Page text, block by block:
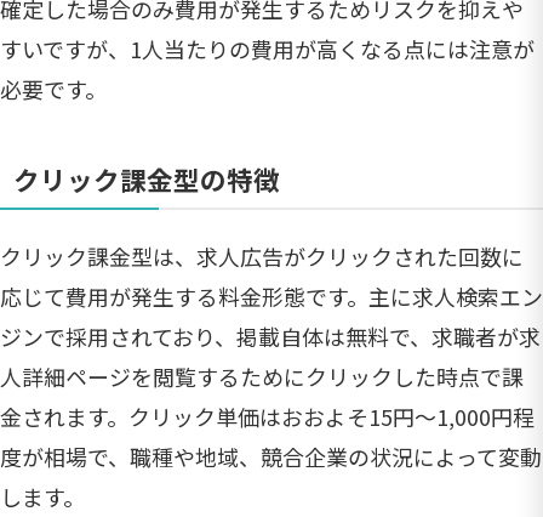
確定した場合のみ費用が発生するためリスクを抑えや
すいですが、1人当たりの費用が高くなる点には注意が
必要です。
クリック課金型の特徴
クリック課金型は、求人広告がクリックされた回数に
応じて費用が発生する料金形態です。主に求人検索エン
ジンで採用されており、掲載自体は無料で、求職者が求
人詳細ページを閲覧するためにクリックした時点で課
金されます。クリック単価はおおよそ15円〜1,000円程
度が相場で、職種や地域、競合企業の状況によって変動
します。